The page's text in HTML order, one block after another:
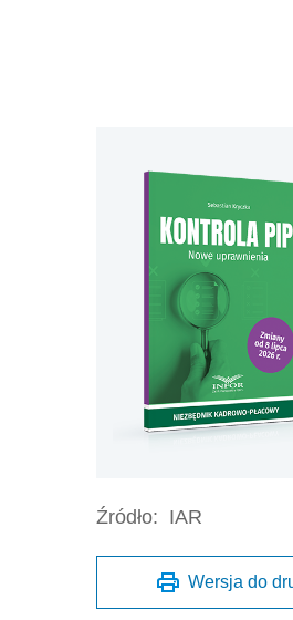
Źródło: IAR
Wersja do